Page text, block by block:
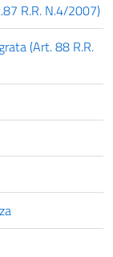
R.R. N.4/2007)
(Art. 88 R.R.